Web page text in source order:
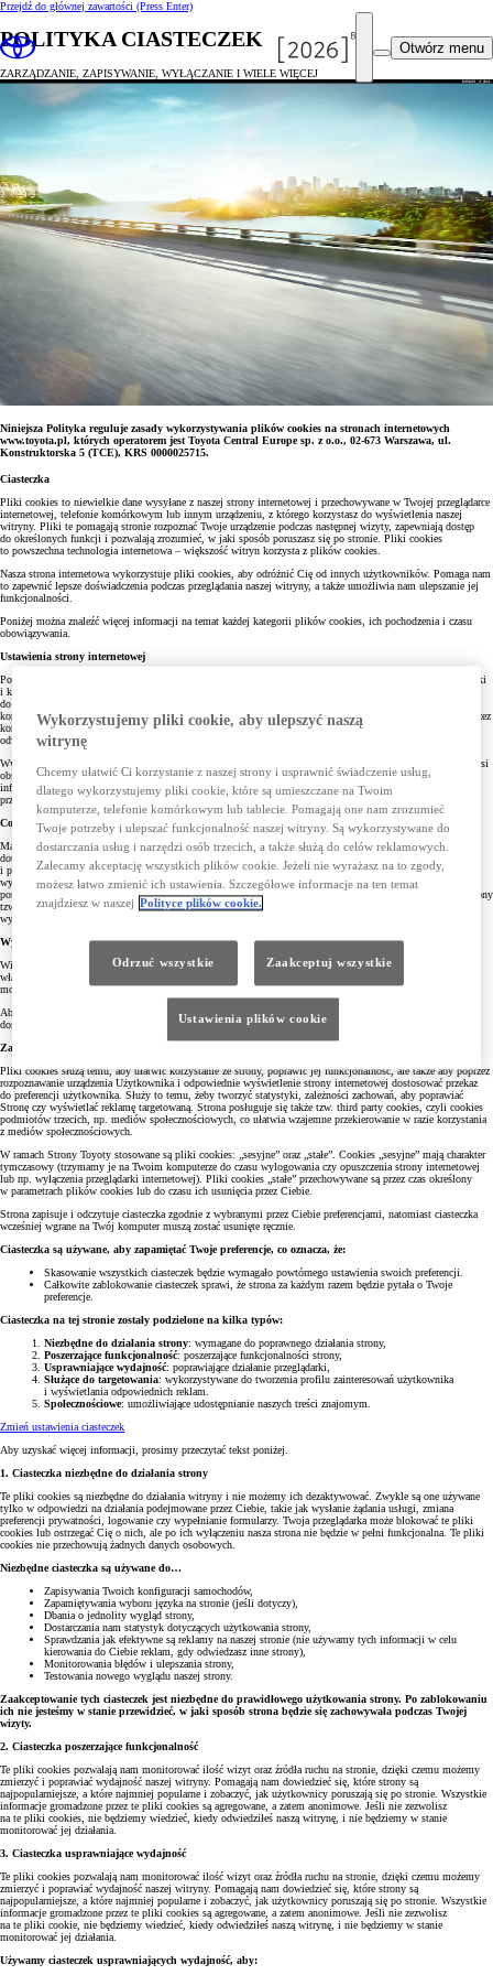
Przejdź do głównej zawartości (Press Enter)
Otwórz menu
POLITYKA CIASTECZEK
ZARZĄDZANIE, ZAPISYWANIE, WYŁĄCZANIE I WIELE WIĘCEJ
Niniejsza Polityka reguluje zasady wykorzystywania plików cookies na stronach internetowych
www.toyota.pl, których operatorem jest Toyota Central Europe sp. z o.o., 02-673 Warszawa, ul.
Konstruktorska 5 (TCE), KRS 0000025715.
Ciasteczka
Pliki cookies to niewielkie dane wysyłane z naszej strony internetowej i przechowywane w Twojej przeglądarce
internetowej, telefonie komórkowym lub innym urządzeniu, z którego korzystasz do wyświetlenia naszej
witryny. Pliki te pomagają stronie rozpoznać Twoje urządzenie podczas następnej wizyty, zapewniają dostęp
do określonych funkcji i pozwalają zrozumieć, w jaki sposób poruszasz się po stronie. Pliki cookies
to powszechna technologia internetowa – większość witryn korzysta z plików cookies.
Nasza strona internetowa wykorzystuje pliki cookies, aby odróżnić Cię od innych użytkowników. Pomaga nam
to zapewnić lepsze doświadczenia podczas przeglądania naszej witryny, a także umożliwia nam ulepszanie jej
funkcjonalności.
Poniżej można znaleźć więcej informacji na temat każdej kategorii plików cookies, ich pochodzenia i czasu
obowiązywania.
Ustawienia strony internetowej
Poprzez domyślne ustawienie przeglądarek, akceptujesz pliki cookies. Możesz zmienić ustawienia przeglądarki
i kontrolować ruch ciasteczek poprzez ich akceptowanie lub odrzucenie. Oczywiście możesz uzyskać dostęp
do naszych stron internetowych bez instalowania plików cookies. Nastąpi to jednak kosztem jakości
korzystania ze strony internetowej. TCE zapisuje i korzysta z plików cookies za Twoją zgodą wyrażoną poprzez
kontynuowanie przez Ciebie korzystania ze Stron bez zmiany ustawień przeglądarki, której używasz,
odwiedzając nasze strony, o czym informujemy poprzez baner na stronie („wyraźne działanie”).
Ww. strona posiada narzędzie, które pozwala Ci zarządzać ciasteczkami. Aby go użyć, Twoja przeglądarka musi
obsługiwać JavaScript. Jeżeli Twoja przeglądarka nie spełnia powyższego warunku, wciąż możesz przeglądać
informacje o ciasteczkach, ale zarządzanie nimi może odbywać się jedynie ręcznie poprzez ustawienia
przeglądarki.
Cofnięcie zgody na cookies
Masz prawo cofnąć zgodę na korzystanie przez Stronę z plików cookies. Służy temu np. zmiana ustawień
dotyczących plików cookies. Szczegółowe informacje o tym, jak dokonać rekonfiguracji ustawień urządzenia
i przeglądarki, dostępne są w ustawieniach oprogramowania (przeglądarki internetowej). Konkretna
wyszukiwarka internetowa umożliwia także blokady działania cookies. W pozostałym zakresie stosuje się
postanowienia
Polityki Prywatności. W wyniku zmiany ustawień konkretnej przeglądarki zostanie umieszczony
tzw. plik cookie opt – out, którego celem jest identyfikacji Twojego sprzeciwu. W każdej przeglądarce należy
wykonać taką samą operację wyłączenia cookies.
Wyłączenie plików cookie
Większość przeglądarek domyślnie akceptuje pliki cookies. Jeśli dezaktywujesz używanie plików cookies,
włączysz ostrzeżenia przed ich użyciem lub nie zaakceptujesz ustawień, niektóre funkcje na stronie Toyoty
mogą działać niepoprawnie lub być niedostępne.
Aby uzyskać więcej informacji o tym, jak Toyota przetwarza Twoje dane osobowe, a także o tym, jak żądać
dostępu do informacji i jak egzekwować przysługujące Ci prawa, zapoznaj się z naszą
Zawartość strony internetowej Toyoty. Cel stosowania cookies.
Pliki cookies służą temu, aby ułatwić korzystanie ze strony, poprawić jej funkcjonalność, ale także aby poprzez
rozpoznawanie urządzenia Użytkownika i odpowiednie wyświetlenie strony internetowej dostosować przekaz
do preferencji użytkownika. Służy to temu, żeby tworzyć statystyki, zależności zachowań, aby poprawiać
Stronę czy wyświetlać reklamę targetowaną. Strona posługuje się także tzw. third party cookies, czyli cookies
podmiotów trzecich, np. mediów społecznościowych, co ułatwia wzajemne przekierowanie w razie korzystania
z mediów społecznościowych.
W ramach Strony Toyoty stosowane są pliki cookies: „sesyjne” oraz „stałe”. Cookies „sesyjne” mają charakter
tymczasowy (trzymamy je na Twoim komputerze do czasu wylogowania czy opuszczenia strony internetowej
lub np. wyłączenia przeglądarki internetowej). Pliki cookies „stałe” przechowywane są przez czas określony
w parametrach plików cookies lub do czasu ich usunięcia przez Ciebie.
Strona zapisuje i odczytuje ciasteczka zgodnie z wybranymi przez Ciebie preferencjami, natomiast ciasteczka
wcześniej wgrane na Twój komputer muszą zostać usunięte ręcznie.
Ciasteczka są używane, aby zapamiętać Twoje preferencje, co oznacza, że:
Skasowanie wszystkich ciasteczek będzie wymagało powtórnego ustawienia swoich preferencji.
Całkowite zablokowanie ciasteczek sprawi, że strona za każdym razem będzie pytała o Twoje
preferencje.
Ciasteczka na tej stronie zostały podzielone na kilka typów:
Niezbędne do działania strony: wymagane do poprawnego działania strony,
Poszerzające funkcjonalność: poszerzające funkcjonalności strony,
Usprawniające wydajność: poprawiające działanie przeglądarki,
Służące do targetowania: wykorzystywane do tworzenia profilu zainteresowań użytkownika
i wyświetlania odpowiednich reklam.
Społecznościowe: umożliwiające udostępnianie naszych treści znajomym.
Zmień ustawienia ciasteczek
Aby uzyskać więcej informacji, prosimy przeczytać tekst poniżej.
1. Ciasteczka niezbędne do działania strony
Te pliki cookies są niezbędne do działania witryny i nie możemy ich dezaktywować. Zwykle są one używane
tylko w odpowiedzi na działania podejmowane przez Ciebie, takie jak wysłanie żądania usługi, zmiana
preferencji prywatności, logowanie czy wypełnianie formularzy. Twoja przeglądarka może blokować te pliki
cookies lub ostrzegać Cię o nich, ale po ich wyłączeniu nasza strona nie będzie w pełni funkcjonalna. Te pliki
cookies nie przechowują żadnych danych osobowych.
Niezbędne ciasteczka są używane do…
Zapisywania Twoich konfiguracji samochodów,
Zapamiętywania wyboru języka na stronie (jeśli dotyczy),
Dbania o jednolity wygląd strony,
Dostarczania nam statystyk dotyczących użytkowania strony,
Sprawdzania jak efektywne są reklamy na naszej stronie (nie używamy tych informacji w celu
kierowania do Ciebie reklam, gdy odwiedzasz inne strony),
Monitorowania błędów i ulepszania strony,
Testowania nowego wyglądu naszej strony.
Zaakceptowanie tych ciasteczek jest niezbędne do prawidłowego użytkowania strony. Po zablokowaniu
ich nie jesteśmy w stanie przewidzieć, w jaki sposób strona będzie się zachowywała podczas Twojej
wizyty.
2. Ciasteczka poszerzające funkcjonalność
Te pliki cookies pozwalają nam monitorować ilość wizyt oraz źródła ruchu na stronie, dzięki czemu możemy
zmierzyć i poprawiać wydajność naszej witryny. Pomagają nam dowiedzieć się, które strony są
najpopularniejsze, a które najmniej popularne i zobaczyć, jak użytkownicy poruszają się po stronie. Wszystkie
informacje gromadzone przez te pliki cookies są agregowane, a zatem anonimowe. Jeśli nie zezwolisz
na te pliki cookies, nie będziemy wiedzieć, kiedy odwiedziłeś naszą witrynę, i nie będziemy w stanie
monitorować jej działania.
3. Ciasteczka usprawniające wydajność
Te pliki cookies pozwalają nam monitorować ilość wizyt oraz źródła ruchu na stronie, dzięki czemu możemy
zmierzyć i poprawiać wydajność naszej witryny. Pomagają nam dowiedzieć się, które strony są
najpopularniejsze, a które najmniej popularne i zobaczyć, jak użytkownicy poruszają się po stronie. Wszystkie
informacje gromadzone przez te pliki cookies są agregowane, a zatem anonimowe. Jeśli nie zezwolisz
na te pliki cookie, nie będziemy wiedzieć, kiedy odwiedziłeś naszą witrynę, i nie będziemy w stanie
monitorować jej działania.
Używamy ciasteczek usprawniających wydajność, aby:
Wykorzystujemy pliki cookie, aby ulepszyć naszą
witrynę
Chcemy ułatwić Ci korzystanie z naszej strony i usprawnić świadczenie usług,
dlatego wykorzystujemy pliki cookie, które są umieszczane na Twoim
komputerze, telefonie komórkowym lub tablecie. Pomagają one nam zrozumieć
Twoje potrzeby i ulepszać funkcjonalność naszej witryny. Są wykorzystywane do
dostarczania usług i narzędzi osób trzecich, a także służą do celów reklamowych.
Zalecamy akceptację wszystkich plików cookie. Jeżeli nie wyrażasz na to zgody,
możesz łatwo zmienić ich ustawienia. Szczegółowe informacje na ten temat
znajdziesz w naszej Polityce plików cookie.
Odrzuć wszystkie Zaakceptuj wszystkie
Ustawienia plików cookie